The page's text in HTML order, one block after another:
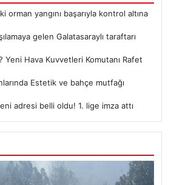
orman yangını başarıyla kontrol altına
gelen Galatasaraylı taraftarı
Yeni Hava Kuvvetleri Komutanı Rafet
Estetik ve bahçe mutfağı
adresi belli oldu! 1. lige imza attı